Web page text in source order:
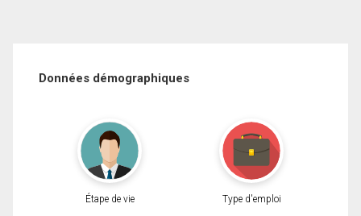
Données démographiques
Étape de vie Type d'emploi